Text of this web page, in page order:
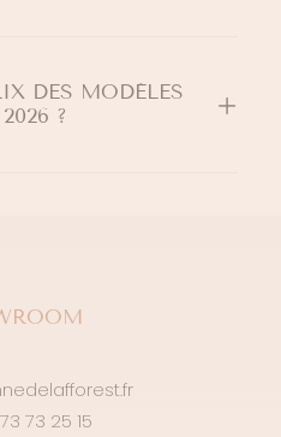
DES MODÈLES
?
73 25 15